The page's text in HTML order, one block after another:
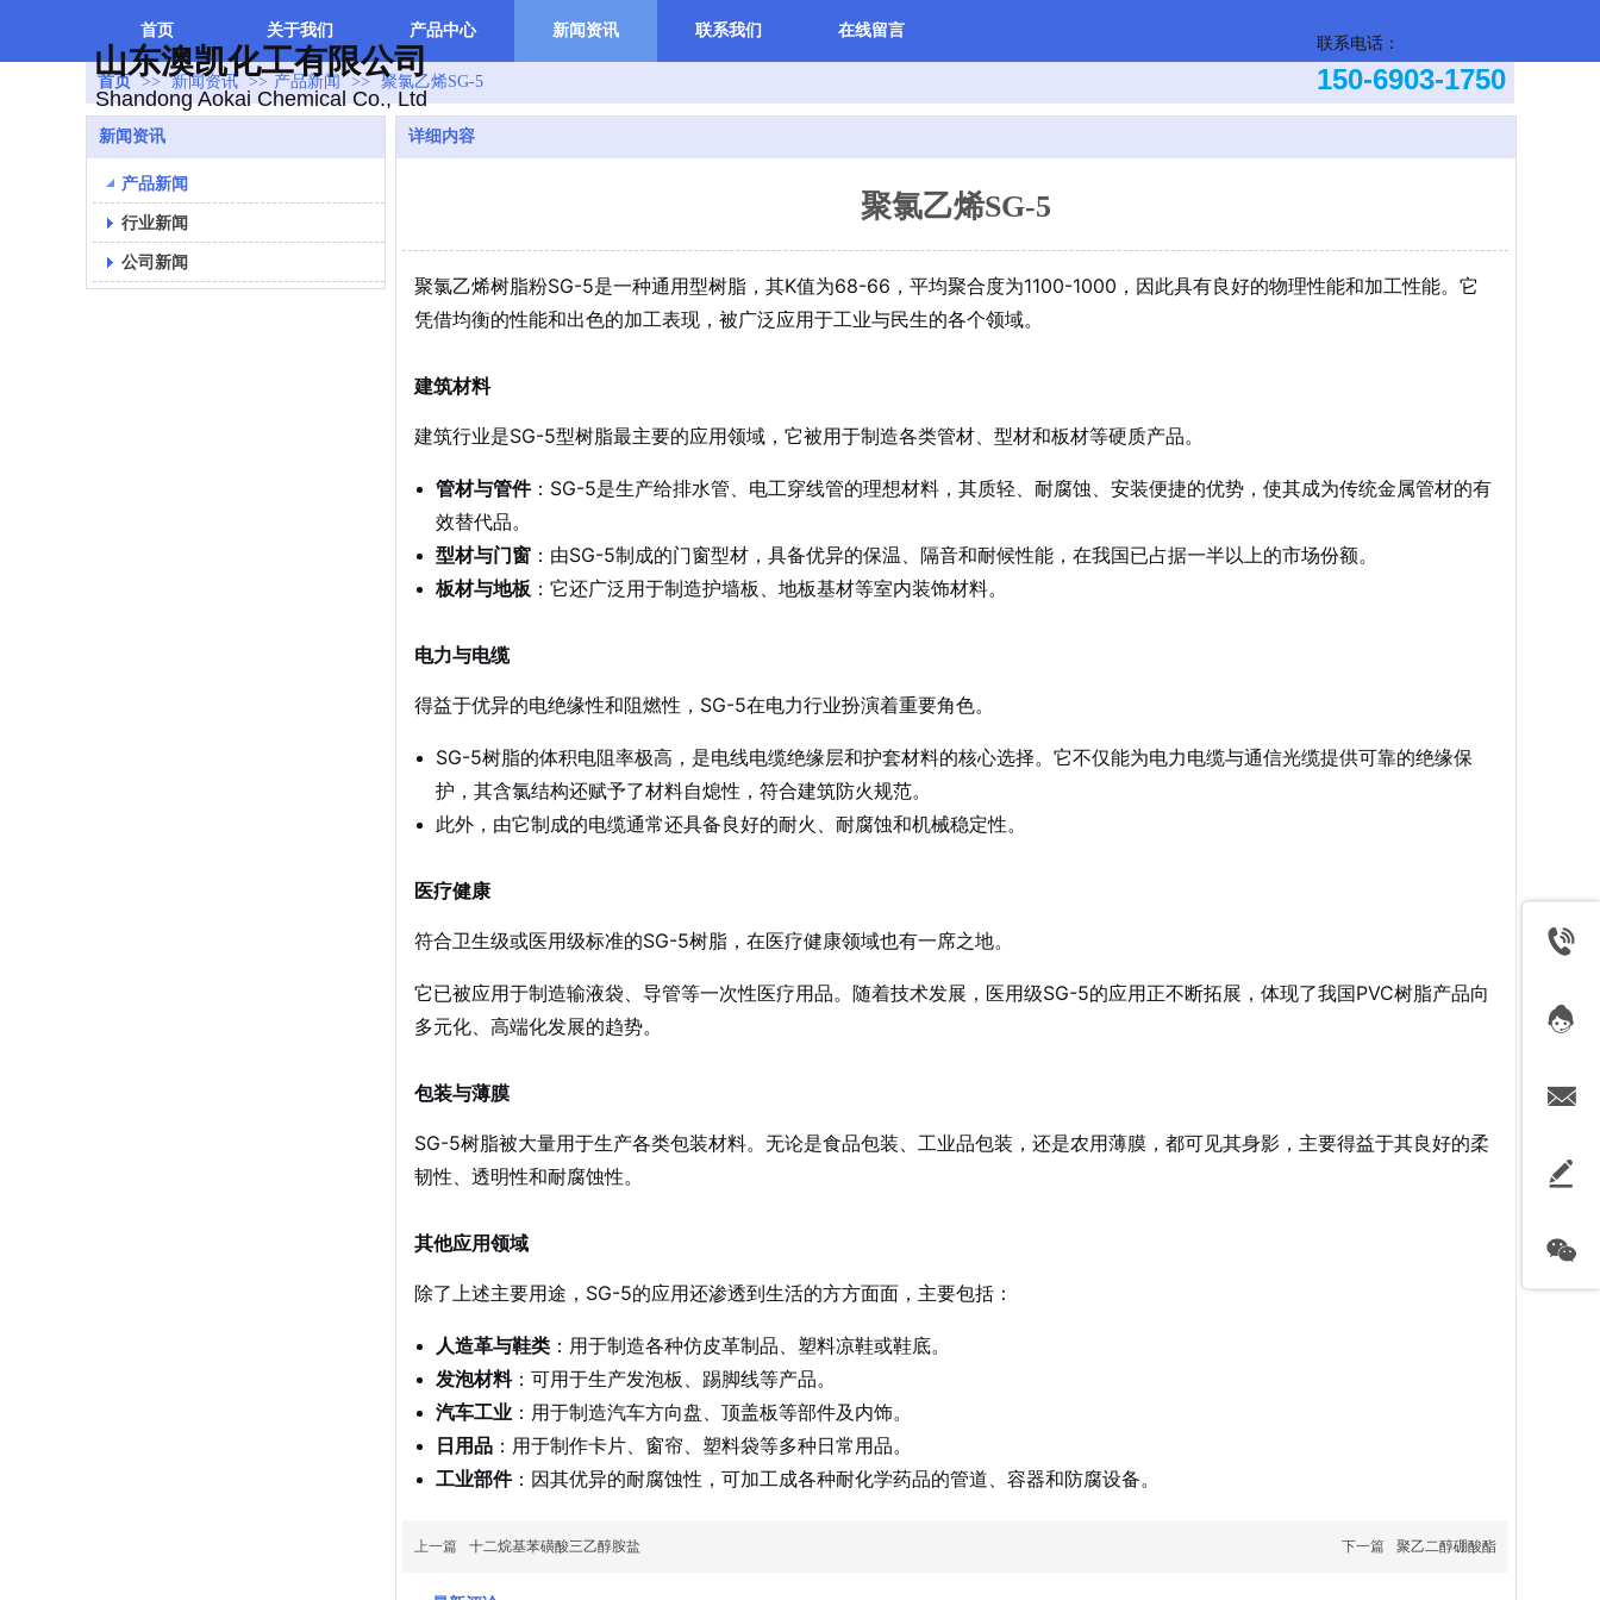
山东澳凯化工有限公司
Shandong Aokai Chemical Co., Ltd
联系电话：
150-6903-1750
首页 关于我们 产品中心 新闻资讯 联系我们 在线留言
首页 >> 新闻资讯 >> 产品新闻 >> 聚氯乙烯SG-5
新闻资讯
产品新闻
行业新闻
公司新闻
详细内容
聚氯乙烯SG-5
聚氯乙烯树脂粉SG-5是一种通用型树脂，其K值为68-66，平均聚合度为1100-1000，因此具有良好的物理性能和加工性能。它
凭借均衡的性能和出色的加工表现，被广泛应用于工业与民生的各个领域。
建筑材料
建筑行业是SG-5型树脂最主要的应用领域，它被用于制造各类管材、型材和板材等硬质产品。
管材与管件：SG-5是生产给排水管、电工穿线管的理想材料，其质轻、耐腐蚀、安装便捷的优势，使其成为传统金属管材的有
效替代品。
型材与门窗 ：由SG-5制成的门窗型材，具备优异的保温、隔音和耐候性能，在我国已占据一半以上的市场份额。
板材与地板 ：它还广泛用于制造护墙板、地板基材等室内装饰材料。
电力与电缆
得益于优异的电绝缘性和阻燃性，SG-5在电力行业扮演着重要角色。
SG-5树脂的体积电阻率极高，是电线电缆绝缘层和护套材料的核心选择。它不仅能为电力电缆与通信光缆提供可靠的绝缘保
护，其含氯结构还赋予了材料自熄性，符合建筑防火规范。
此外，由它制成的电缆通常还具备良好的耐火、耐腐蚀和机械稳定性。
医疗健康
符合卫生级或医用级标准的SG-5树脂，在医疗健康领域也有一席之地。
它已被应用于制造输液袋、导管等一次性医疗用品。随着技术发展，医用级SG-5的应用正不断拓展，体现了我国PVC树脂产品向
多元化、高端化发展的趋势。
包装与薄膜
SG-5树脂被大量用于生产各类包装材料。无论是食品包装、工业品包装，还是农用薄膜，都可见其身影，主要得益于其良好的柔
韧性、透明性和耐腐蚀性。
其他应用领域
除了上述主要用途，SG-5的应用还渗透到生活的方方面面，主要包括：
人造革与鞋类 ：用于制造各种仿皮革制品、塑料凉鞋或鞋底。
发泡材料：可用于生产发泡板、踢脚线等产品。
汽车工业 ：用于制造汽车方向盘、顶盖板等部件及内饰。
日用品 ：用于制作卡片、窗帘、塑料袋等多种日常用品。
工业部件：因其优异的耐腐蚀性，可加工成各种耐化学药品的管道、容器和防腐设备。
上一篇 十二烷基苯磺酸三乙醇胺盐 下一篇 聚乙二醇硼酸酯